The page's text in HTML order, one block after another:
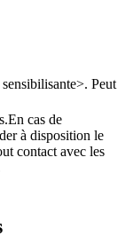
Peut
En cas de
à disposition le
contact avec les